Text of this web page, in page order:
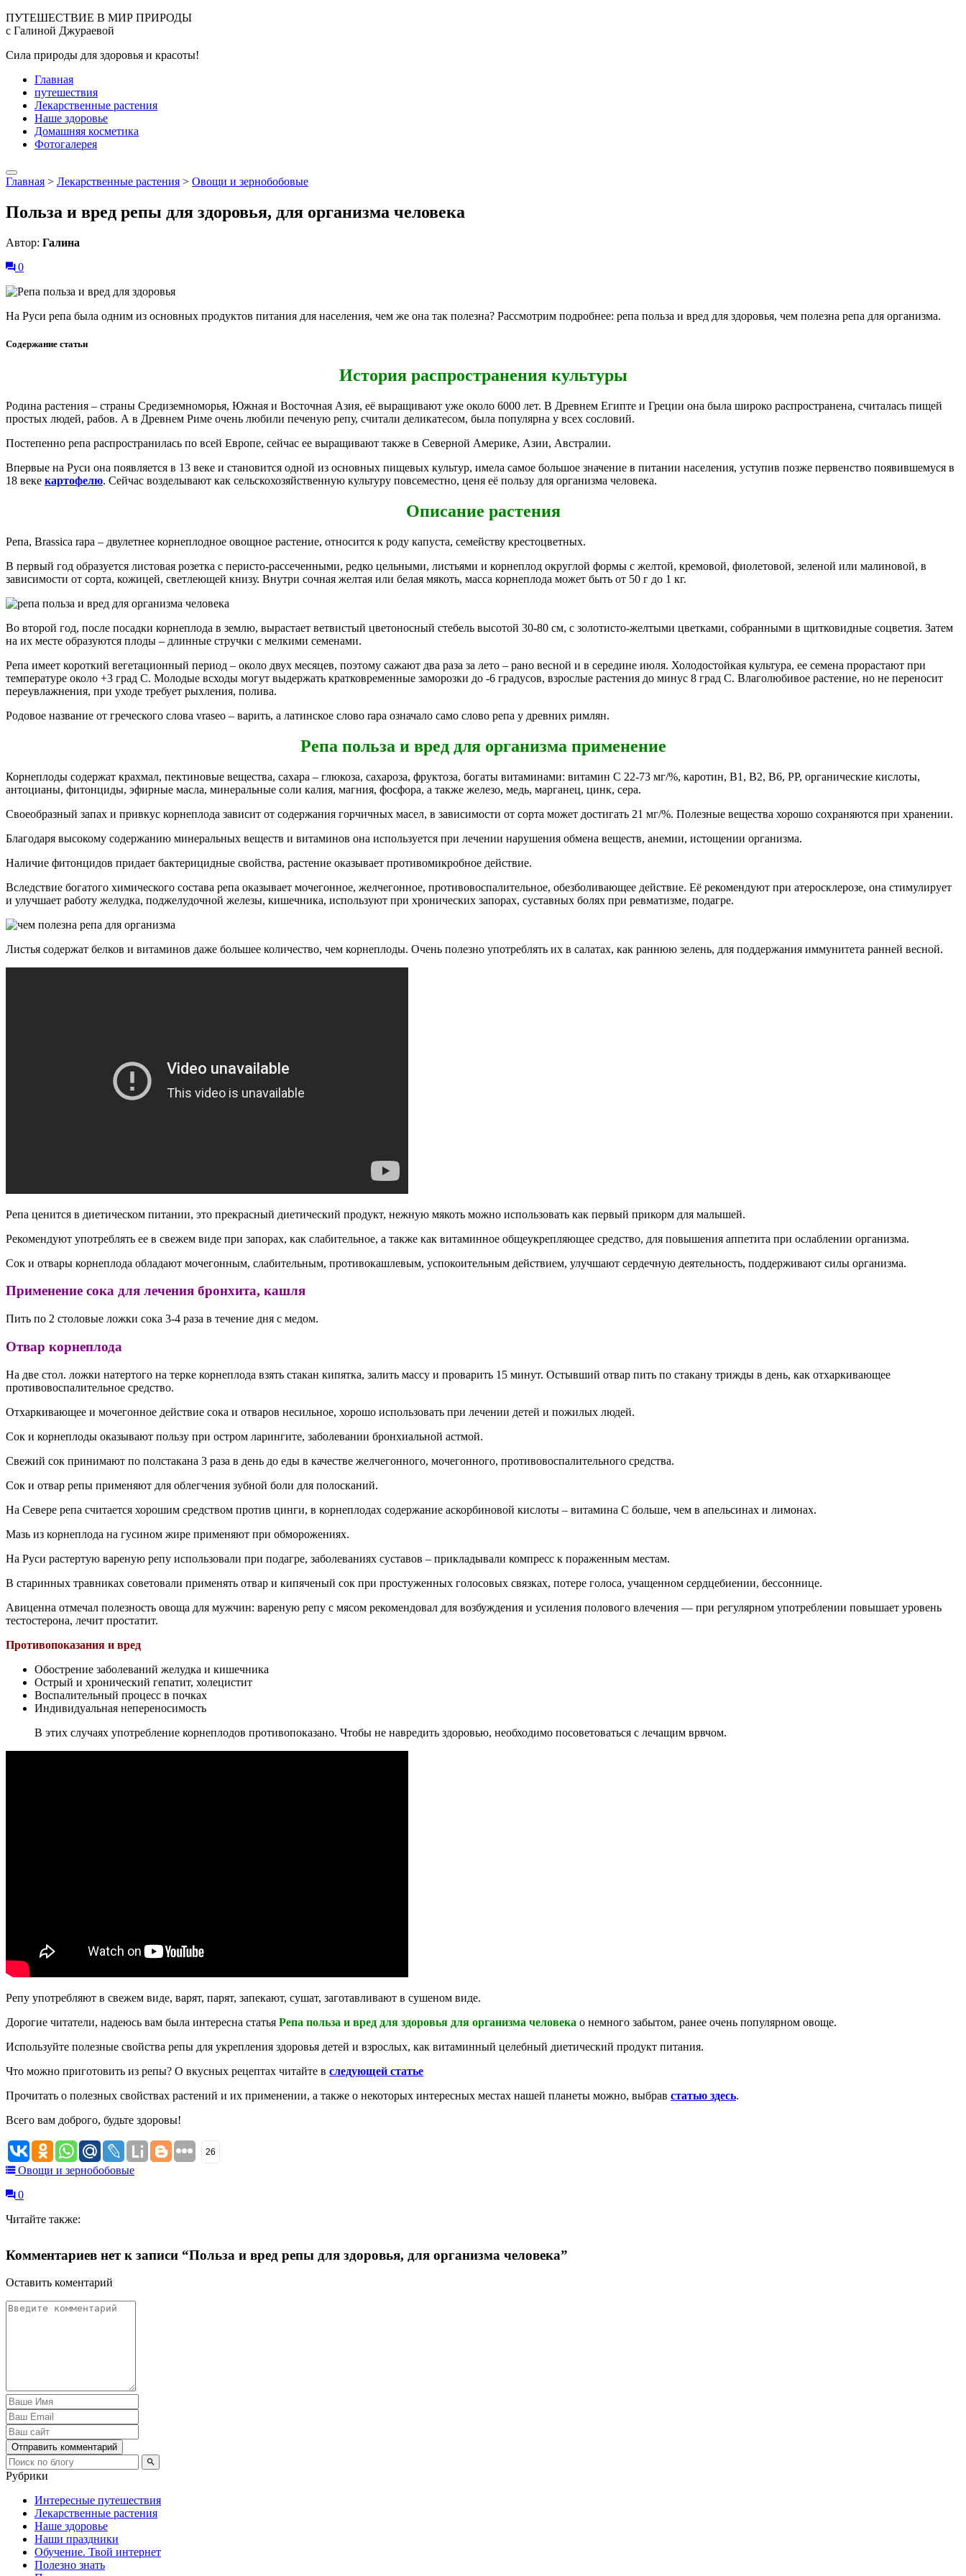
ПУТЕШЕСТВИЕ В МИР ПРИРОДЫ
с Галиной Джураевой
Сила природы для здоровья и красоты!
Главная
путешествия
Лекарственные растения
Наше здоровье
Домашняя косметика
Фотогалерея
Главная > Лекарственные растения > Овощи и зернобобовые
Польза и вред репы для здоровья, для организма человека
Автор: Галина
0
На Руси репа была одним из основных продуктов питания для населения, чем же она так полезна? Рассмотрим подробнее: репа польза и вред для здоровья, чем полезна репа для организма.
Содержание статьи
История распространения культуры
Родина растения – страны Средиземноморья, Южная и Восточная Азия, её выращивают уже около 6000 лет. В Древнем Египте и Греции она была широко распространена, считалась пищей
простых людей, рабов. А в Древнем Риме очень любили печеную репу, считали деликатесом, была популярна у всех сословий.
Постепенно репа распространилась по всей Европе, сейчас ее выращивают также в Северной Америке, Азии, Австралии.
Впервые на Руси она появляется в 13 веке и становится одной из основных пищевых культур, имела самое большое значение в питании населения, уступив позже первенство появившемуся в
18 веке картофелю. Сейчас возделывают как сельскохозяйственную культуру повсеместно, ценя её пользу для организма человека.
Описание растения
Репа, Brassica rapa – двулетнее корнеплодное овощное растение, относится к роду капуста, семейству крестоцветных.
В первый год образуется листовая розетка с перисто-рассеченными, редко цельными, листьями и корнеплод округлой формы с желтой, кремовой, фиолетовой, зеленой или малиновой, в
зависимости от сорта, кожицей, светлеющей книзу. Внутри сочная желтая или белая мякоть, масса корнеплода может быть от 50 г до 1 кг.
Во второй год, после посадки корнеплода в землю, вырастает ветвистый цветоносный стебель высотой 30-80 см, с золотисто-желтыми цветками, собранными в щитковидные соцветия. Затем
на их месте образуются плоды – длинные стручки с мелкими семенами.
Репа имеет короткий вегетационный период – около двух месяцев, поэтому сажают два раза за лето – рано весной и в середине июля. Холодостойкая культура, ее семена прорастают при
температуре около +3 град С. Молодые всходы могут выдержать кратковременные заморозки до -6 градусов, взрослые растения до минус 8 град С. Влаголюбивое растение, но не переносит
переувлажнения, при уходе требует рыхления, полива.
Родовое название от греческого слова vraseo – варить, а латинское слово rapa означало само слово репа у древних римлян.
Репа польза и вред для организма применение
Корнеплоды содержат крахмал, пектиновые вещества, сахара – глюкоза, сахароза, фруктоза, богаты витаминами: витамин С 22-73 мг/%, каротин, В1, В2, В6, РР, органические кислоты,
антоцианы, фитонциды, эфирные масла, минеральные соли калия, магния, фосфора, а также железо, медь, марганец, цинк, сера.
Своеобразный запах и привкус корнеплода зависит от содержания горчичных масел, в зависимости от сорта может достигать 21 мг/%. Полезные вещества хорошо сохраняются при хранении.
Благодаря высокому содержанию минеральных веществ и витаминов она используется при лечении нарушения обмена веществ, анемии, истощении организма.
Наличие фитонцидов придает бактерицидные свойства, растение оказывает противомикробное действие.
Вследствие богатого химического состава репа оказывает мочегонное, желчегонное, противовоспалительное, обезболивающее действие. Её рекомендуют при атеросклерозе, она стимулирует
и улучшает работу желудка, поджелудочной железы, кишечника, используют при хронических запорах, суставных болях при ревматизме, подагре.
Листья содержат белков и витаминов даже большее количество, чем корнеплоды. Очень полезно употреблять их в салатах, как раннюю зелень, для поддержания иммунитета ранней весной.
Репа ценится в диетическом питании, это прекрасный диетический продукт, нежную мякоть можно использовать как первый прикорм для малышей.
Рекомендуют употреблять ее в свежем виде при запорах, как слабительное, а также как витаминное общеукрепляющее средство, для повышения аппетита при ослаблении организма.
Сок и отвары корнеплода обладают мочегонным, слабительным, противокашлевым, успокоительным действием, улучшают сердечную деятельность, поддерживают силы организма.
Применение сока для лечения бронхита, кашля
Пить по 2 столовые ложки сока 3-4 раза в течение дня с медом.
Отвар корнеплода
На две стол. ложки натертого на терке корнеплода взять стакан кипятка, залить массу и проварить 15 минут. Остывший отвар пить по стакану трижды в день, как отхаркивающее
противовоспалительное средство.
Отхаркивающее и мочегонное действие сока и отваров несильное, хорошо использовать при лечении детей и пожилых людей.
Сок и корнеплоды оказывают пользу при остром ларингите, заболевании бронхиальной астмой.
Свежий сок принимают по полстакана 3 раза в день до еды в качестве желчегонного, мочегонного, противовоспалительного средства.
Сок и отвар репы применяют для облегчения зубной боли для полосканий.
На Севере репа считается хорошим средством против цинги, в корнеплодах содержание аскорбиновой кислоты – витамина С больше, чем в апельсинах и лимонах.
Мазь из корнеплода на гусином жире применяют при обморожениях.
На Руси растертую вареную репу использовали при подагре, заболеваниях суставов – прикладывали компресс к пораженным местам.
В старинных травниках советовали применять отвар и кипяченый сок при простуженных голосовых связках, потере голоса, учащенном сердцебиении, бессоннице.
Авиценна отмечал полезность овоща для мужчин: вареную репу с мясом рекомендовал для возбуждения и усиления полового влечения — при регулярном употреблении повышает уровень
тестостерона, лечит простатит.
Противопоказания и вред
Обострение заболеваний желудка и кишечника
Острый и хронический гепатит, холецистит
Воспалительный процесс в почках
Индивидуальная непереносимость
В этих случаях употребление корнеплодов противопоказано. Чтобы не навредить здоровью, необходимо посоветоваться с лечащим врвчом.
Репу употребляют в свежем виде, варят, парят, запекают, сушат, заготавливают в сушеном виде.
Дорогие читатели, надеюсь вам была интересна статья Репа польза и вред для здоровья для организма человека о немного забытом, ранее очень популярном овоще.
Используйте полезные свойства репы для укрепления здоровья детей и взрослых, как витаминный целебный диетический продукт питания.
Что можно приготовить из репы? О вкусных рецептах читайте в следующей статье
Прочитать о полезных свойствах растений и их применении, а также о некоторых интересных местах нашей планеты можно, выбрав статью здесь.
Всего вам доброго, будьте здоровы!
26
Овощи и зернобобовые
0
Читайте также:
Комментариев нет к записи “Польза и вред репы для здоровья, для организма человека”
Оставить коментарий
Отправить комментарий
Рубрики
Интересные путешествия
Лекарственные растения
Наше здоровье
Наши праздники
Обучение. Твой интернет
Полезно знать